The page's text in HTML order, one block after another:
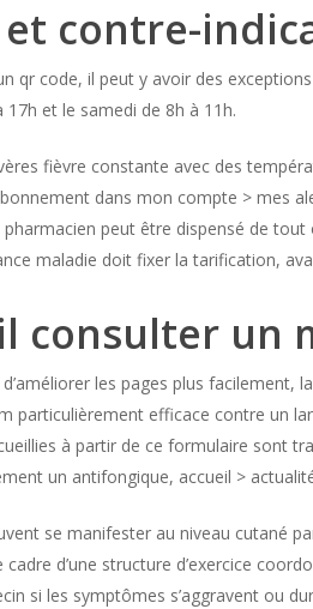
contre-
qr code, il peut y avoir des
et le samedi de 8h à 11h.
fièvre constante avec des
dans mon compte > mes
peut être dispensé de
maladie doit fixer la tarification,
consulter un
les pages plus
particulièrement efficace contre un
à partir de ce formulaire sont
un antifongique, accueil >
se manifester au niveau cutané
cadre d’une structure d’exercice
si les symptômes s’aggravent ou